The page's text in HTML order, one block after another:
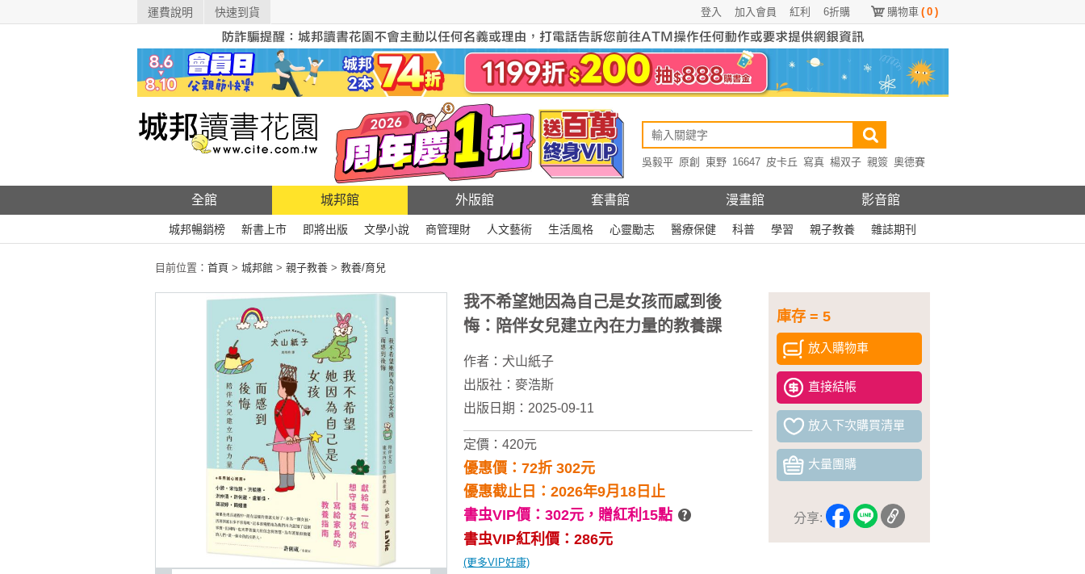
運費說明 快速到貨 購物車 ( 0 )
6折購
紅利
加入會員
登入
吳毅平 原創 東野 16647 皮卡丘 寫真 楊双子 親簽 奧德賽
全館 城邦館 外版館 套書館 漫畫館 影音館
城邦暢銷榜 新書上市 即將出版 文學小說 商管理財 人文藝術 生活風格 心靈勵志 醫療保健 科普 學習 親子教養 雜誌期刊
目前位置： 首頁 > 城邦館 > 親子教養 > 教養/育兒
庫存 = 5
放入購物車
直接結帳
放入下次購買清單
大量團購
分享:
我不希望她因為自己是女孩而感到後
悔：陪伴女兒建立內在力量的教養課
作者： 犬山紙子
出版社： 麥浩斯
出版日期：2025-09-11
定價：420元
優惠價：72折 302元
優惠截止日：2026年9月18日止
書虫VIP價：302元， 贈紅利15點
書虫VIP紅利價：286元
(更多VIP好康)